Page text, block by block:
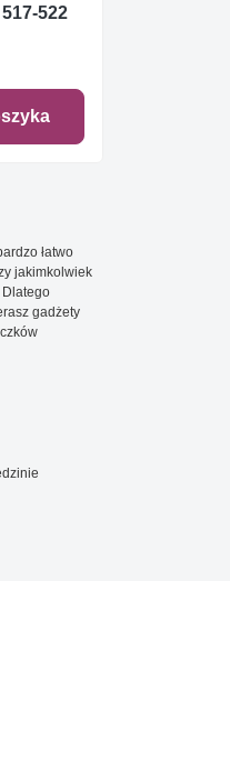
522
łatwo
jakimkolwiek
gadżety